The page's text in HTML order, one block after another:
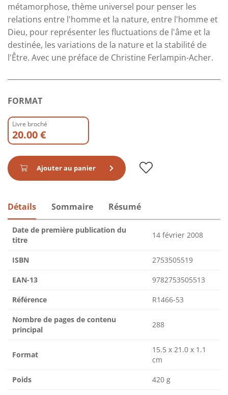
métamorphose, thème universel pour penser les
relations entre l'homme et la nature, entre l'homme et
Dieu, pour représenter les fluctuations de l'âme et la
destinée, les variations de la nature et la stabilité de
l'Être. Avec une préface de Christine Ferlampin-Acher.
FORMAT
Livre broché
20.00 €
Ajouter au panier
Détails Sommaire Résumé
Date de première publication du
titre
14 février 2008
ISBN 2753505519
EAN-13 9782753505513
Référence R1466-53
Nombre de pages de contenu
principal
288
Format
15.5 x 21.0 x 1.1
cm
Poids 420 g